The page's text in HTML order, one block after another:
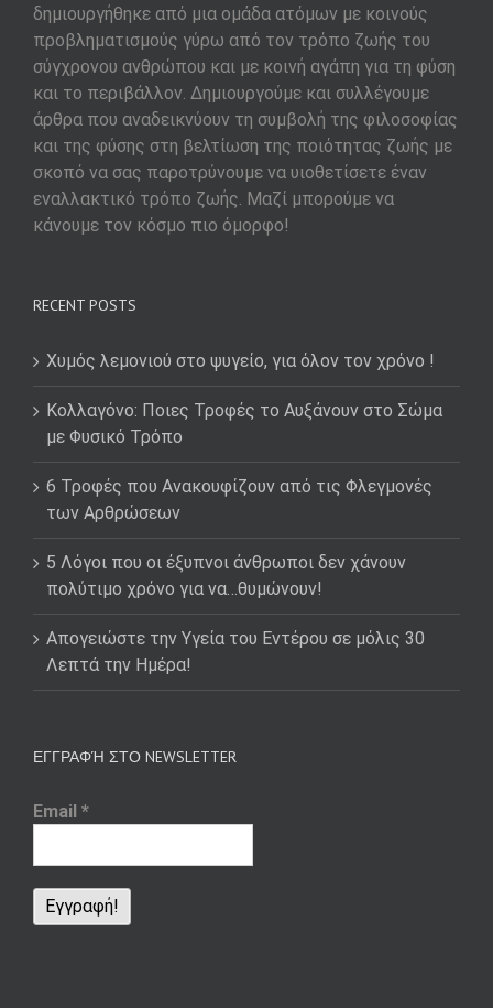
δημιουργήθηκε από μια ομάδα ατόμων με κοινούς
προβληματισμούς γύρω από τον τρόπο ζωής του
σύγχρονου ανθρώπου και με κοινή αγάπη για τη φύση
και το περιβάλλον. Δημιουργούμε και συλλέγουμε
άρθρα που αναδεικνύουν τη συμβολή της φιλοσοφίας
και της φύσης στη βελτίωση της ποιότητας ζωής με
σκοπό να σας παροτρύνουμε να υιοθετίσετε έναν
εναλλακτικό τρόπο ζωής. Μαζί μπορούμε να
κάνουμε τον κόσμο πιο όμορφο!
RECENT POSTS
Χυμός λεμονιού στο ψυγείο, για όλον τον χρόνο !
Κολλαγόνο: Ποιες Τροφές το Αυξάνουν στο Σώμα
με Φυσικό Τρόπο
6 Τροφές που Ανακουφίζουν από τις Φλεγμονές
των Αρθρώσεων
5 Λόγοι που οι έξυπνοι άνθρωποι δεν χάνουν
πολύτιμο χρόνο για να…θυμώνουν!
Απογειώστε την Υγεία του Εντέρου σε μόλις 30
Λεπτά την Ημέρα!
ΕΓΓΡΑΦΉ ΣΤΟ NEWSLETTER
Email *